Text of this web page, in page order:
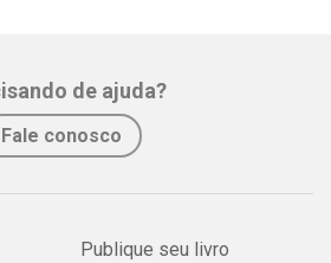
de ajuda?
Fale conosco
Publique seu livro